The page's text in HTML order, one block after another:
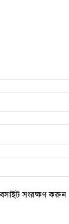
সংরক্ষণ করুন।